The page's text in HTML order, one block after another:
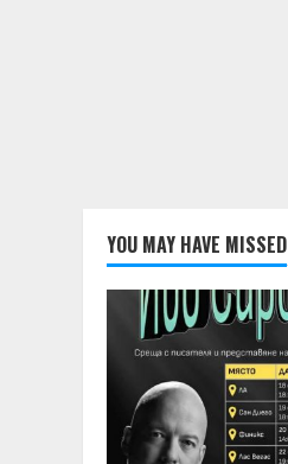
YOU MAY HAVE MISSED